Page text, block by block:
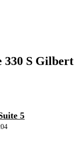
330 S Gilbert
5